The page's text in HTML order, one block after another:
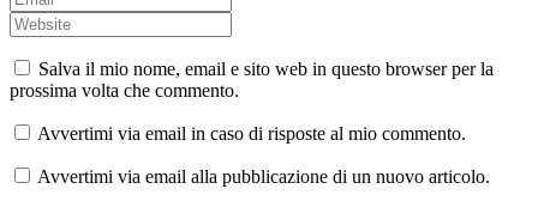
Salva il mio nome, email e sito web in questo browser per la
prossima volta che commento.
Avvertimi via email in caso di risposte al mio commento.
Avvertimi via email alla pubblicazione di un nuovo articolo.